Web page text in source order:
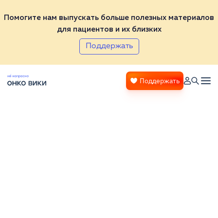
Помогите нам выпускать больше полезных материалов
для пациентов и их близких
Поддержать
Поддержать